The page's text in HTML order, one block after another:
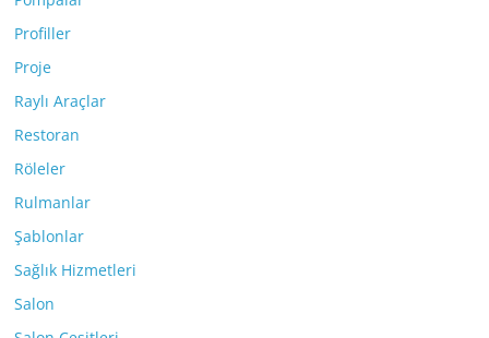
Profiller
Proje
Raylı Araçlar
Restoran
Röleler
Rulmanlar
Şablonlar
Sağlık Hizmetleri
Salon